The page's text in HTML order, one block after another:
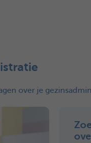
over je